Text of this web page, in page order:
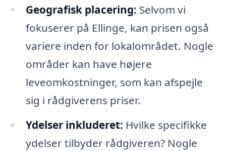
Geografisk placering: Selvom vi
fokuserer på Ellinge, kan prisen også
variere inden for lokalområdet. Nogle
områder kan have højere
leveomkostninger, som kan afspejle
sig i rådgiverens priser.
Ydelser inkluderet: Hvilke specifikke
ydelser tilbyder rådgiveren? Nogle